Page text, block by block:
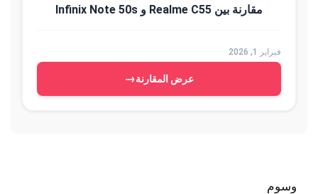
مقارنة بين Realme C55 و Infinix Note 50s
فبراير 1, 2026
عرض المقارنة→
وسوم